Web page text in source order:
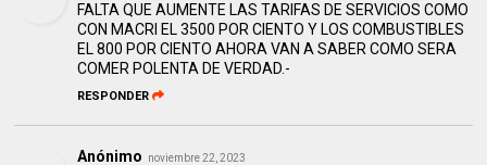
FALTA QUE AUMENTE LAS TARIFAS DE SERVICIOS COMO
CON MACRI EL 3500 POR CIENTO Y LOS COMBUSTIBLES
EL 800 POR CIENTO AHORA VAN A SABER COMO SERA
COMER POLENTA DE VERDAD.-
RESPONDER
Anónimo noviembre 22, 2023